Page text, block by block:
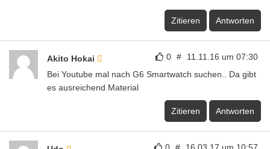
Zitieren Antworten
0 # 11.11.16 um 07:30
Akito Hokai
Bei Youtube mal nach G6 Smartwatch suchen.. Da gibt
es ausreichend Material
Zitieren Antworten